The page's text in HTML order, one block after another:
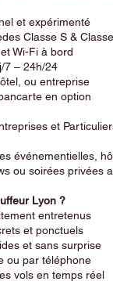
et expérimenté
Classe S &
Wi-Fi à bord
– 24h/24
ou entreprise
en option
et
événementielles,
ou soirées privées
Lyon ?
entretenus
et ponctuels
et sans surprise
par téléphone
vols en temps réel